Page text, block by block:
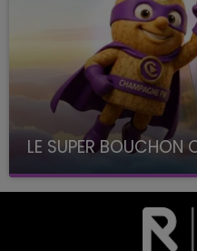
LE SUPER BOUCHON
avec La Famille